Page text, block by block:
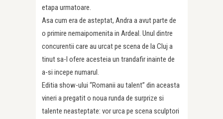
etapa urmatoare.
Asa cum era de asteptat, Andra a avut parte de
o primire nemaipomenita in Ardeal. Unul dintre
concurentii care au urcat pe scena de la Cluj a
tinut sa-I ofere acesteia un trandafir inainte de
a-si incepe numarul.
Editia show-ului “Romanii au talent” din aceasta
vineri a pregatit o noua runda de surprize si
talente neasteptate: vor urca pe scena sculptori